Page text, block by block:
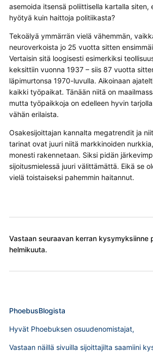
asemoida itsensä poliittisella kartalla siten,
hyötyä kuin haittoja politiikasta?
Tekoälyä ymmärrän vielä vähemmän,
neuroverkoista jo 25 vuotta sitten
Vertaisin sitä loogisesti esimerkiksi
keksittiin vuonna 1937 – siis 87 vuotta
läpimurtonsa 1970-luvulla. Aikoinaan
kaikki työpaikat. Tänään niitä on
mutta työpaikkoja on edelleen hyvin
vähän erilaista.
Osakesijoittajan kannalta megatrendit ja
tarinat ovat juuri niitä markkinoiden
monesti rakennetaan. Siksi pidän
sijoitusmielessä juuri välittämättä. Eikä se
vielä toistaiseksi pahemmin haitannut.
Vastaan seuraavan kerran kysymyksiinne
helmikuuta.
PhoebusBlogista
Hyvät Phoebuksen osuudenomistajat,
Vastaan näillä sivuilla sijoittajilta saamiini